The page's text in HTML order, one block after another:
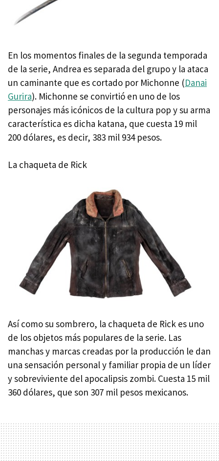
En los momentos finales de la segunda temporada
de la serie, Andrea es separada del grupo y la ataca
un caminante que es cortado por Michonne (Danai
Gurira). Michonne se convirtió en uno de los
personajes más icónicos de la cultura pop y su arma
característica es dicha katana, que cuesta 19 mil
200 dólares, es decir, 383 mil 934 pesos.
La chaqueta de Rick
Así como su sombrero, la chaqueta de Rick es uno
de los objetos más populares de la serie. Las
manchas y marcas creadas por la producción le dan
una sensación personal y familiar propia de un líder
y sobreviviente del apocalipsis zombi. Cuesta 15 mil
360 dólares, que son 307 mil pesos mexicanos.